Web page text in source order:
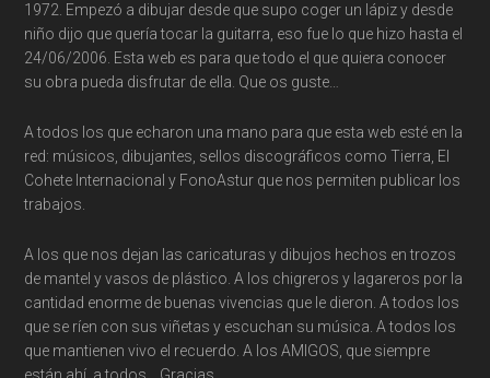
1972. Empezó a dibujar desde que supo coger un lápiz y desde
niño dijo que quería tocar la guitarra, eso fue lo que hizo hasta el
24/06/2006. Esta web es para que todo el que quiera conocer
su obra pueda disfrutar de ella. Que os guste…
A todos los que echaron una mano para que esta web esté en la
red: músicos, dibujantes, sellos discográficos como Tierra, El
Cohete Internacional y FonoAstur que nos permiten publicar los
trabajos.
A los que nos dejan las caricaturas y dibujos hechos en trozos
de mantel y vasos de plástico. A los chigreros y lagareros por la
cantidad enorme de buenas vivencias que le dieron. A todos los
que se ríen con sus viñetas y escuchan su música. A todos los
que mantienen vivo el recuerdo. A los AMIGOS, que siempre